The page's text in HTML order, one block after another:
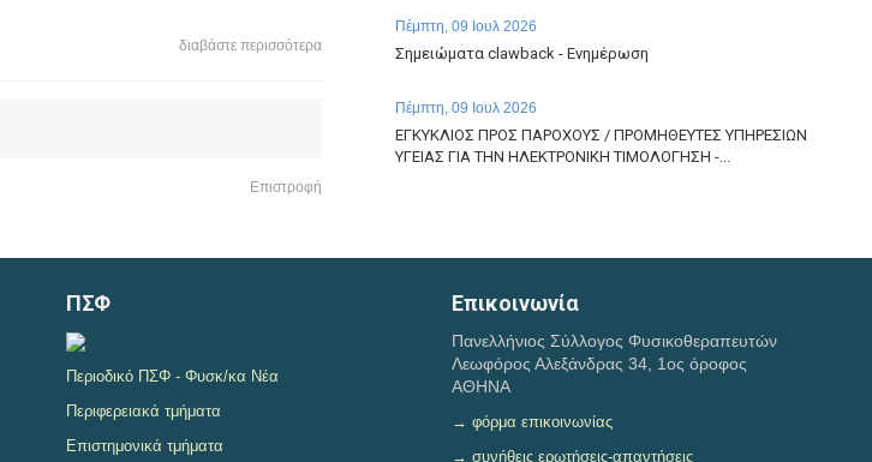
διαβάστε περισσότερα
Επιστροφή
Πέμπτη, 09 Ιουλ 2026
Σημειώματα clawback - Ενημέρωση
Πέμπτη, 09 Ιουλ 2026
ΕΓΚΥΚΛΙΟΣ ΠΡΟΣ ΠΑΡΟΧΟΥΣ / ΠΡΟΜΗΘΕΥΤΕΣ ΥΠΗΡΕΣΙΩΝ
ΥΓΕΙΑΣ ΓΙΑ ΤΗΝ ΗΛΕΚΤΡΟΝΙΚΗ ΤΙΜΟΛΟΓΗΣΗ -...
Πρόσληψη στον Πανελλήνιο Σύλλογο...
Τρίτη, 07 Ιουλ 2026
Μέχρι την Παρασκευή 10 Ιουλίου θα εκδοθούν τα
σημειώματα του clawback
ΠΣΦ
Περιοδικό ΠΣΦ - Φυσκ/κα Νέα
Περιφερειακά τμήματα
Επιστημονικά τμήματα
Επικοινωνία
Πανελλήνιος Σύλλογος Φυσικοθεραπευτών
Λεωφόρος Αλεξάνδρας 34, 1ος όροφος
ΑΘΗΝΑ
→ φόρμα επικοινωνίας
→ συνήθεις ερωτήσεις-απαντήσεις